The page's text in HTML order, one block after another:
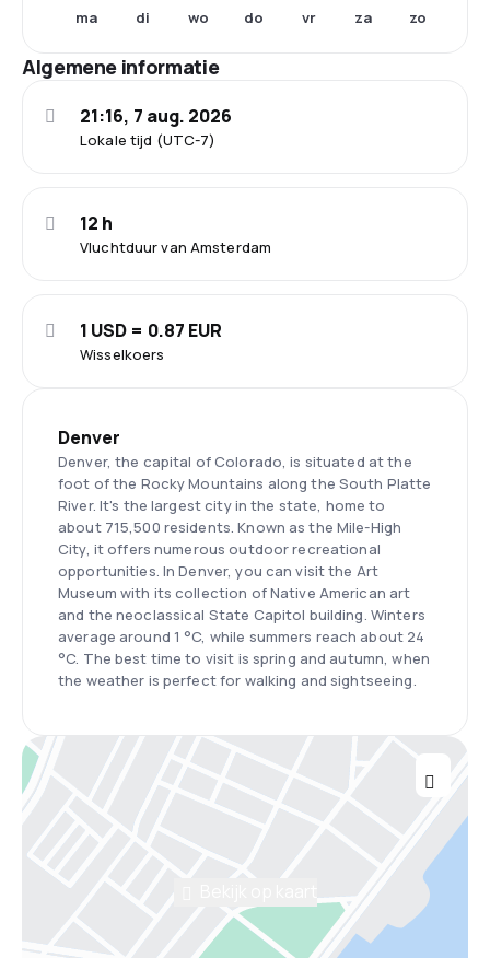
ma di wo do vr za zo
Algemene informatie
Lokale tijd (UTC-7)
21:16, 7 aug. 2026
Vluchtduur van Amsterdam
12 h
Wisselkoers
1 USD = 0.87 EUR
Denver
Denver, the capital of Colorado, is situated at the
foot of the Rocky Mountains along the South Platte
River. It's the largest city in the state, home to
about 715,500 residents. Known as the Mile-High
City, it offers numerous outdoor recreational
opportunities. In Denver, you can visit the Art
Museum with its collection of Native American art
and the neoclassical State Capitol building. Winters
average around 1 °C, while summers reach about 24
°C. The best time to visit is spring and autumn, when
the weather is perfect for walking and sightseeing.